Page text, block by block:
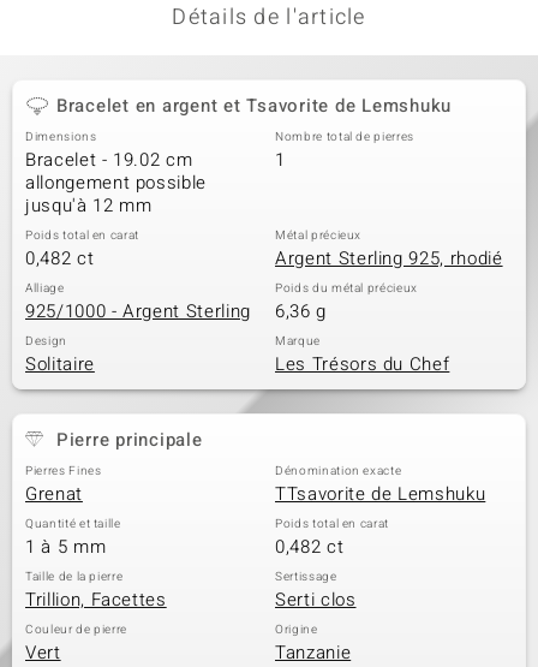
Détails de l'article
Bracelet en argent et Tsavorite de Lemshuku
Dimensions
Bracelet - 19.02 cm
allongement possible
jusqu'à 12 mm
Nombre total de pierres
1
Poids total en carat
0,482 ct
Métal précieux
Argent Sterling 925, rhodié
Alliage
925/1000 - Argent Sterling
Poids du métal précieux
6,36 g
Design
Solitaire
Marque
Les Trésors du Chef
Pierre principale
Pierres Fines
Grenat
Dénomination exacte
TTsavorite de Lemshuku
Quantité et taille
1 à 5 mm
Poids total en carat
0,482 ct
Taille de la pierre
Trillion, Facettes
Sertissage
Serti clos
Couleur de pierre
Vert
Origine
Tanzanie